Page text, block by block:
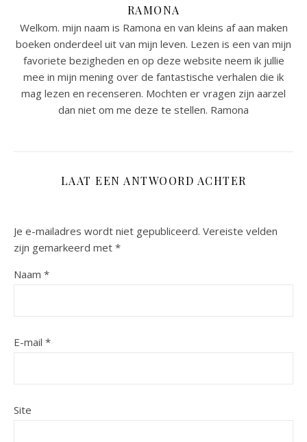
RAMONA
Welkom. mijn naam is Ramona en van kleins af aan maken
boeken onderdeel uit van mijn leven. Lezen is een van mijn
favoriete bezigheden en op deze website neem ik jullie
mee in mijn mening over de fantastische verhalen die ik
mag lezen en recenseren. Mochten er vragen zijn aarzel
dan niet om me deze te stellen. Ramona
LAAT EEN ANTWOORD ACHTER
Je e-mailadres wordt niet gepubliceerd. Vereiste velden
zijn gemarkeerd met *
Naam *
E-mail *
Site